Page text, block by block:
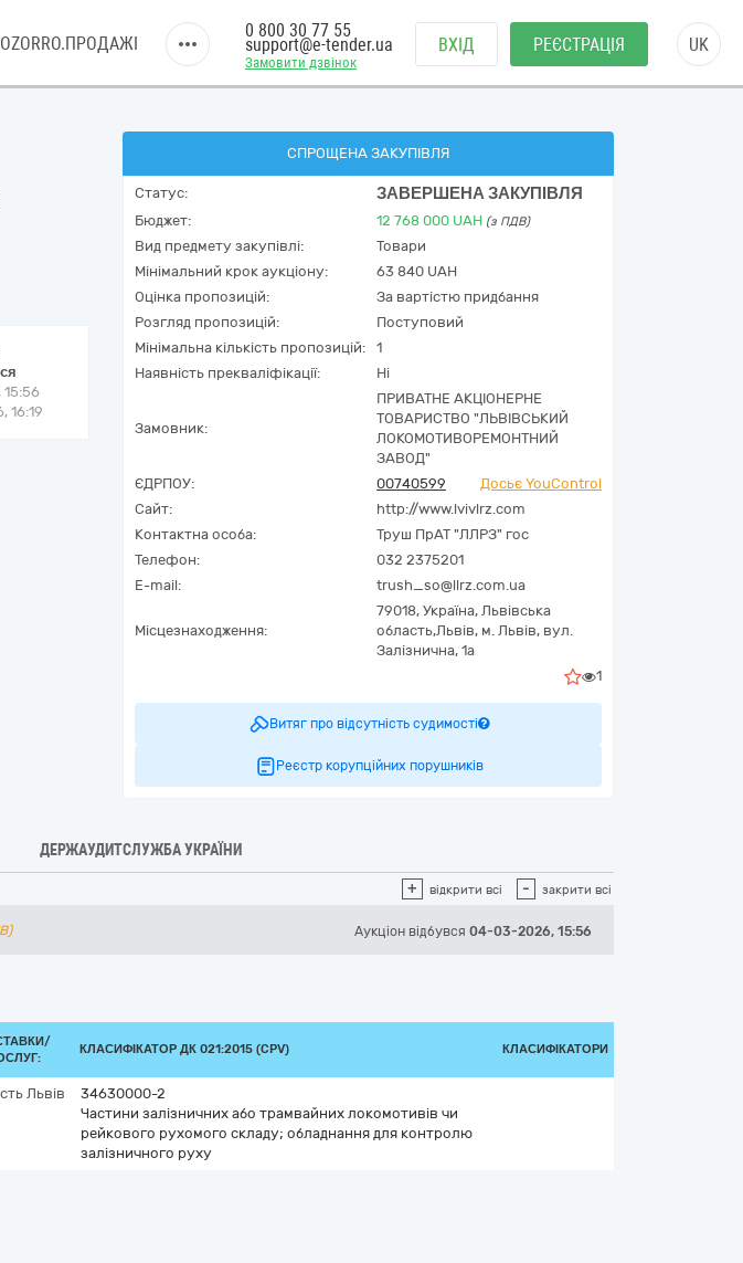
Замовити дзвінок
0 800 30 77 55
support@e-tender.ua ВХІД РЕЄСТРАЦІЯ UK
16:19
СПРОЩЕНА ЗАКУПІВЛЯ
Статус: ЗАВЕРШЕНА ЗАКУПІВЛЯ
Бюджет: 12 768 000 UAH (з ПДВ)
Вид предмету закупівлі:
Товари
Мінімальний крок аукціону:
63 840 UAH
Оцінка пропозицій:
За вартістю придбання
Розгляд пропозицій:
Поступовий
Мінімальна кількість пропозицій:
1
Наявність прекваліфікації:
Ні
Замовник:
ПРИВАТНЕ АКЦІОНЕРНЕ
ТОВАРИСТВО "ЛЬВІВСЬКИЙ
ЛОКОМОТИВОРЕМОНТНИЙ
ЗАВОД"
ЄДРПОУ:
00740599
Досьє YouControl
Сайт:
http://www.lvivlrz.com
Контактна особа:
Труш ПрАТ "ЛЛРЗ" гос
Телефон:
032 2375201
E-mail:
trush_so@llrz.com.ua
Місцезнаходження:
79018, Україна, Львівська
область,Львів, м. Львів, вул.
Залізнична, 1а
1
Витяг про відсутність судимості
Реєстр корупційних порушників
ДЕРЖАУДИТСЛУЖБА УКРАЇНИ
+ відкрити всі - закрити всі
Аукціон відбувся 04-03-2026, 15:56
КЛАСИФІКАТОР ДК 021:2015 (CPV) КЛАСИФІКАТОРИ
Львів
34630000-2
Частини залізничних або трамвайних локомотивів чи
рейкового рухомого складу; обладнання для контролю
залізничного руху